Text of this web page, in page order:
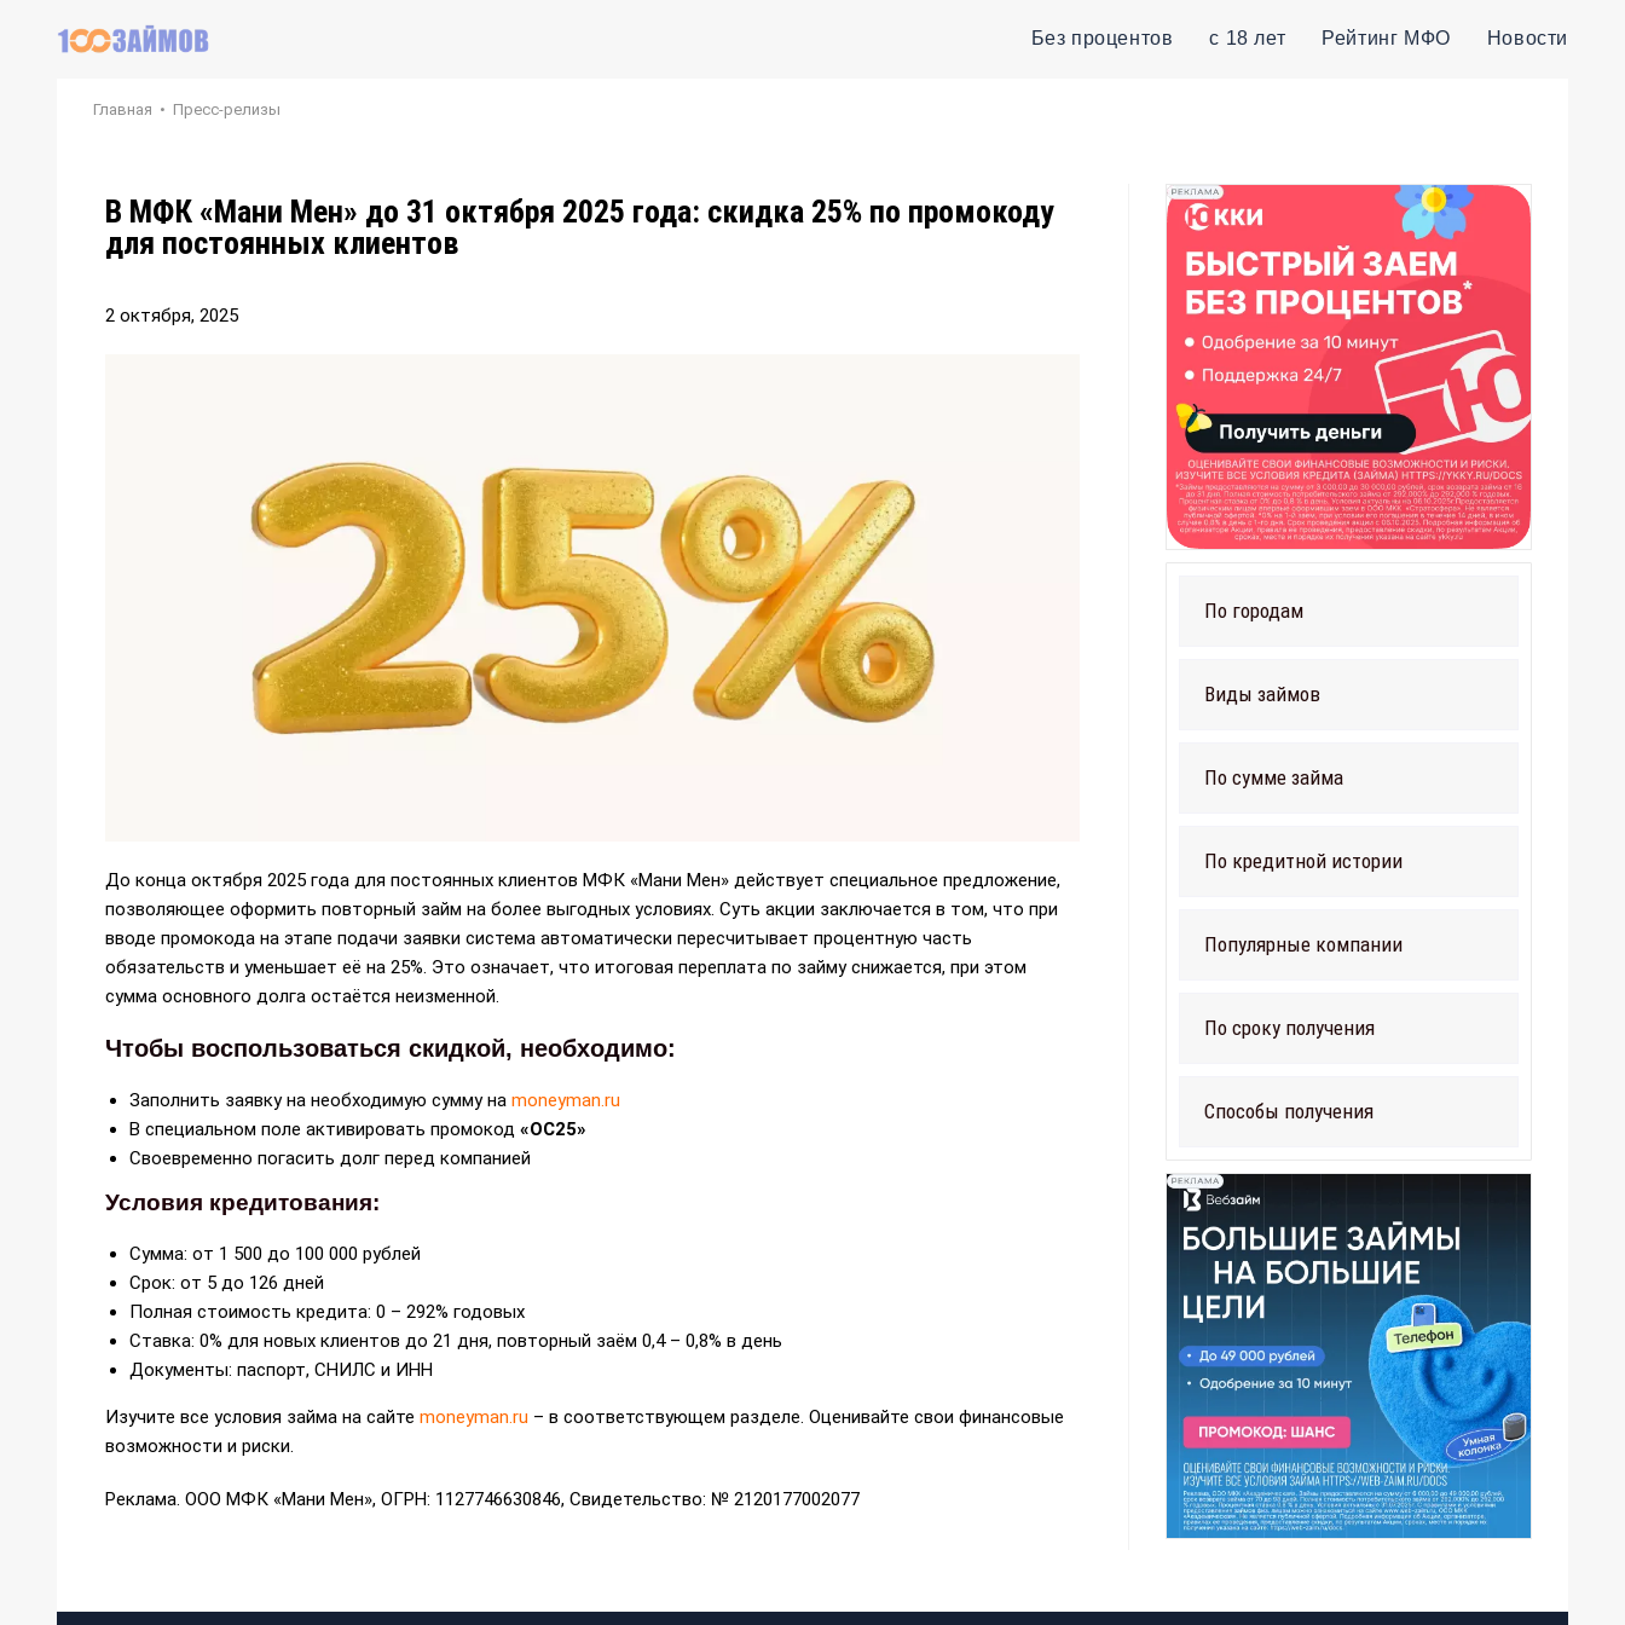
Без процентов с 18 лет Рейтинг МФО Новости
Главная • Пресс-релизы
В МФК «Мани Мен» до 31 октября 2025 года: скидка 25% по промокоду
для постоянных клиентов
2 октября, 2025
До конца октября 2025 года для постоянных клиентов МФК «Мани Мен» действует специальное предложение,
позволяющее оформить повторный займ на более выгодных условиях. Суть акции заключается в том, что при
вводе промокода на этапе подачи заявки система автоматически пересчитывает процентную часть
обязательств и уменьшает её на 25%. Это означает, что итоговая переплата по займу снижается, при этом
сумма основного долга остаётся неизменной.
Чтобы воспользоваться скидкой, необходимо:
Заполнить заявку на необходимую сумму на moneyman.ru
В специальном поле активировать промокод «OC25»
Своевременно погасить долг перед компанией
Условия кредитования:
Сумма: от 1 500 до 100 000 рублей
Срок: от 5 до 126 дней
Полная стоимость кредита: 0 – 292% годовых
Ставка: 0% для новых клиентов до 21 дня, повторный заём 0,4 – 0,8% в день
Документы: паспорт, СНИЛС и ИНН
Изучите все условия займа на сайте moneyman.ru – в соответствующем разделе. Оценивайте свои финансовые
возможности и риски.
Реклама. ООО МФК «Мани Мен», ОГРН: 1127746630846, Свидетельство: № 2120177002077
По городам
Виды займов
По сумме займа
По кредитной истории
Популярные компании
По сроку получения
Способы получения